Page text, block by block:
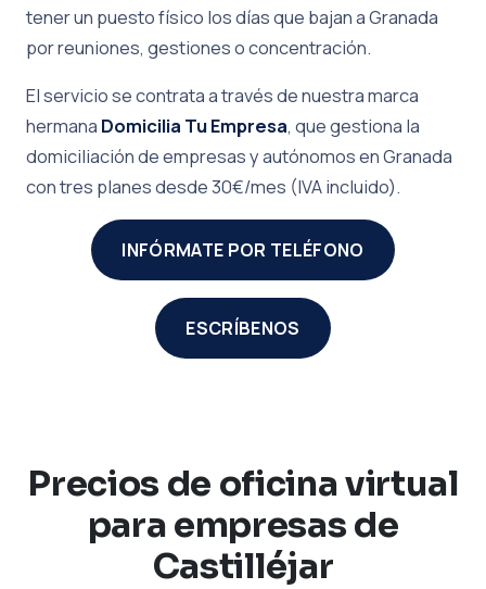
tener un puesto físico los días que bajan a Granada
por reuniones, gestiones o concentración.
El servicio se contrata a través de nuestra marca
hermana Domicilia Tu Empresa, que gestiona la
domiciliación de empresas y autónomos en Granada
con tres planes desde 30€/mes (IVA incluido).
INFÓRMATE POR TELÉFONO
ESCRÍBENOS
Precios de oficina virtual
para empresas de
Castilléjar